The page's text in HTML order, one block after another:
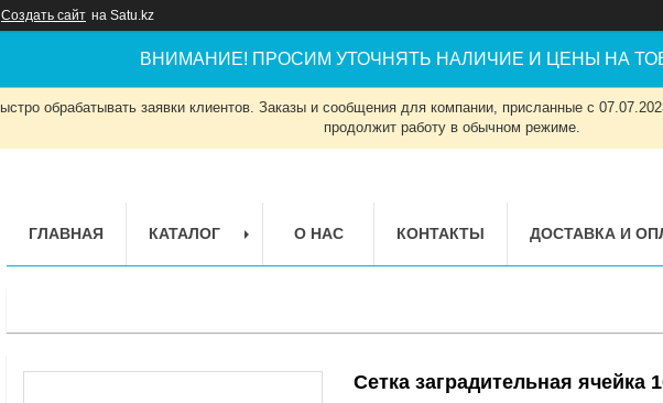
Создать сайт на Satu.kz
ВНИМАНИЕ! ПРОСИМ УТОЧНЯТЬ НАЛИЧИЕ И ЦЕНЫ НА
обрабатывать заявки клиентов. Заказы и сообщения для компании, присланные с
продолжит работу в обычном режиме.
ГЛАВНАЯ КАТАЛОГ О НАС КОНТАКТЫ ДОСТАВКА И
Сетка заградительная